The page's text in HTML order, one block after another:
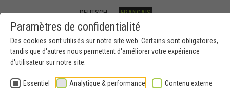
Paramètres de confidentialité
Des cookies sont utilisés sur notre site web. Certains sont obligatoires,
tandis que d'autres nous permettent d'améliorer votre expérience
d'utilisateur sur notre site.
Essentiel Analytique & performance Contenu externe
DEUTSCH FRANCAIS
Toggle
navigation